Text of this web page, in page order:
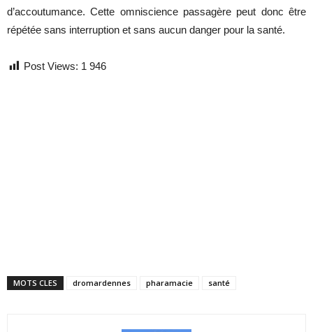
d’accoutumance. Cette omniscience passagère peut donc être
répétée sans interruption et sans aucun danger pour la santé.
Post Views: 1 946
MOTS CLES dromardennes pharamacie santé